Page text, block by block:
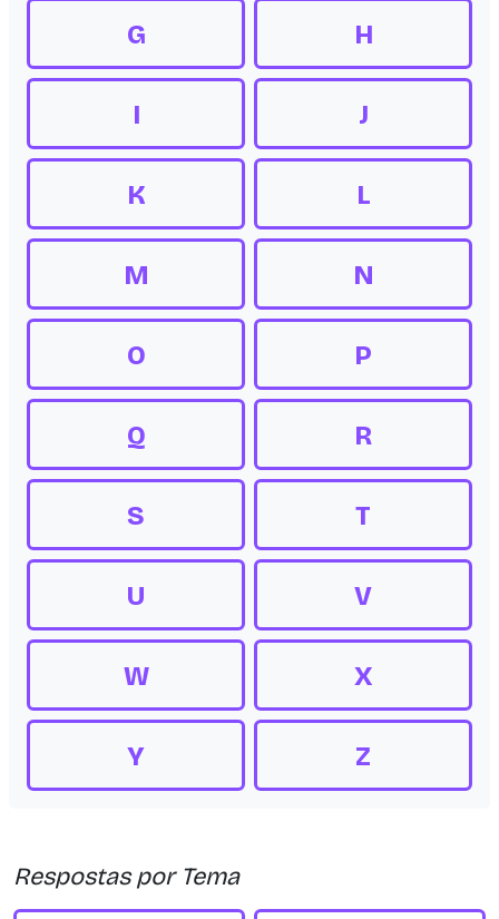
G H
I J
K L
M N
O P
Q R
S T
U V
W X
Y Z
Respostas por Tema